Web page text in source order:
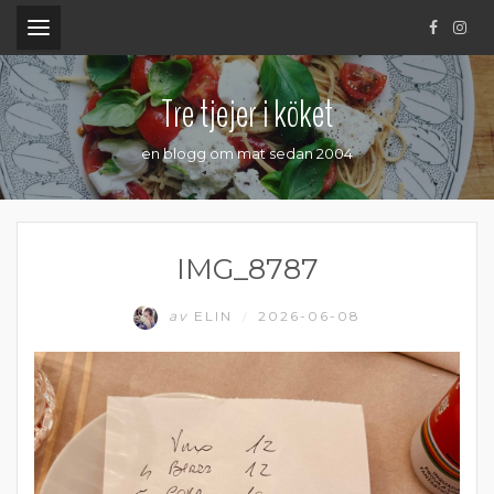
.
Tre tjejer i köket
en blogg om mat sedan 2004
IMG_8787
av ELIN 2026-06-08